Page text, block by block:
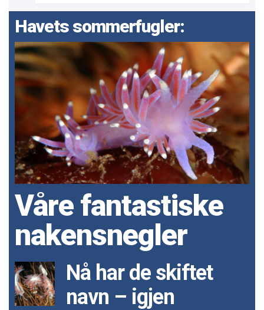
Havets sommerfugler:
Våre fantastiske
nakensnegler
Nå har de skiftet
navn – igjen